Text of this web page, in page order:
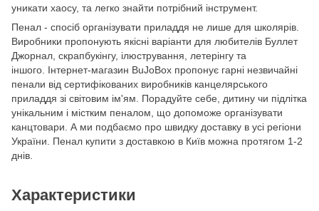
уникати хаосу, та легко знайти потрібний інструмент.
Пенал - спосіб організувати приладдя не лише для школярів.
Виробники пропонують якісні варіанти для любителів Буллет
Джорнал, скрапбукінгу, ілюстрування, летерінгу та
іншого. Інтернет-магазин BuJoBox пропонує гарні незвичайні
пенали від сертифікованих виробників канцелярського
приладдя зі світовим ім'ям. Порадуйте себе, дитину чи підлітка
унікальним і містким пеналом, що допоможе організувати
канцтовари. А ми подбаємо про швидку доставку в усі регіони
України. Пенал купити з доставкою в Київ можна протягом 1-2
днів.
Характеристики